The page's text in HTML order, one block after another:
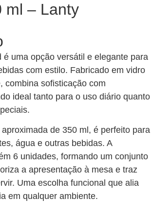
ml – Lanty
é uma opção versátil e elegante para
com estilo. Fabricado em vidro
combina sofisticação com
ideal tanto para o uso diário quanto
de 350 ml, é perfeito para
água e outras bebidas. A
6 unidades, formando um conjunto
a apresentação à mesa e traz
Uma escolha funcional que alia
em qualquer ambiente.